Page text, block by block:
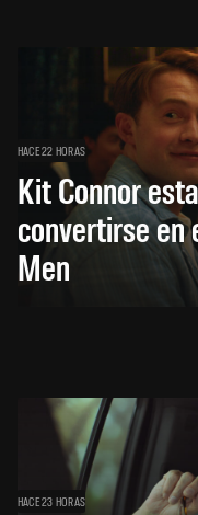
HACE 22 HORAS
Kit Connor
convertirse en
Men
HACE 23 HORAS